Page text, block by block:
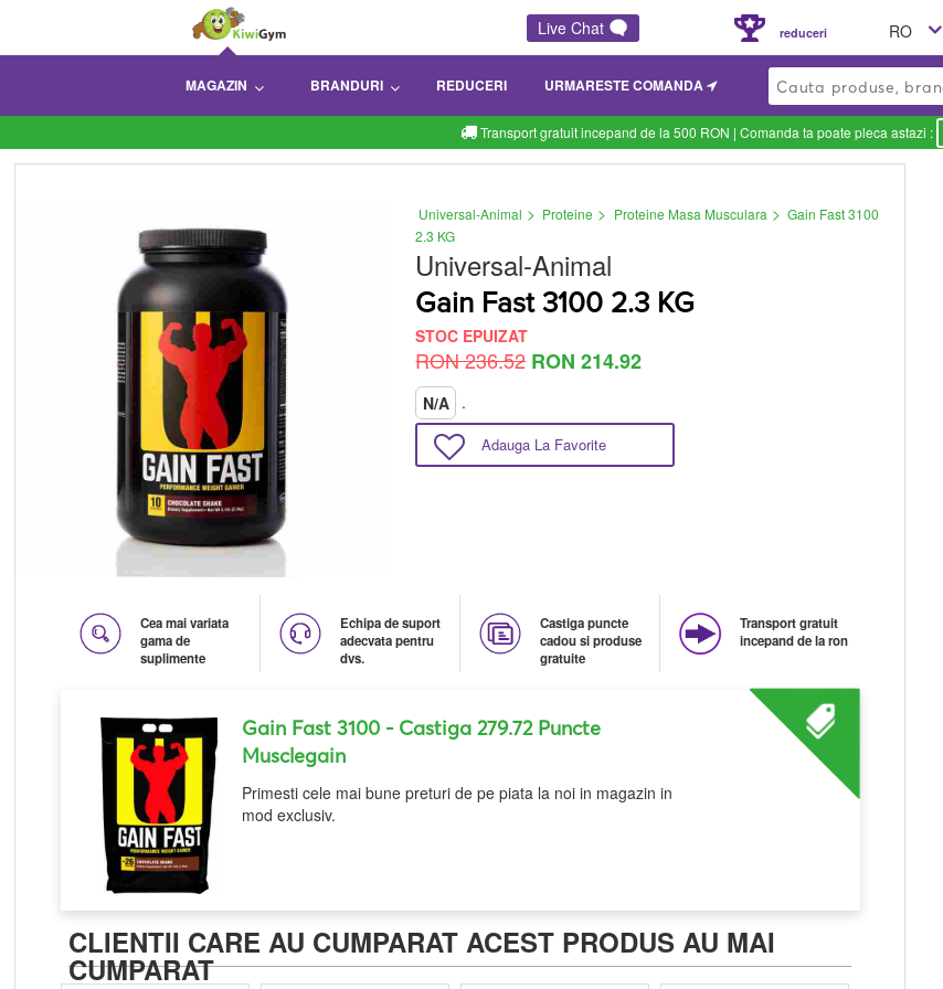
RO
reduceri
Live Chat
MAGAZIN BRANDURI REDUCERI URMARESTE COMANDA
Transport gratuit incepand de la 500 RON | Comanda ta poate pleca astazi :
Universal-Animal > Proteine > Proteine Masa Musculara > Gain Fast 3100
2.3 KG
Universal-Animal
Gain Fast 3100 2.3 KG
STOC EPUIZAT
RON 236.52 RON 214.92
N/A .
Adauga La Favorite
Cea mai variata
gama de
suplimente
Echipa de suport
adecvata pentru
dvs.
Castiga puncte
cadou si produse
gratuite
Transport gratuit
incepand de la ron
Gain Fast 3100 - Castiga 279.72 Puncte
Musclegain
Primesti cele mai bune preturi de pe piata la noi in magazin in
mod exclusiv.
CLIENTII CARE AU CUMPARAT ACEST PRODUS AU MAI
CUMPARAT